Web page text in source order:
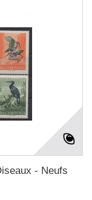
- Neufs